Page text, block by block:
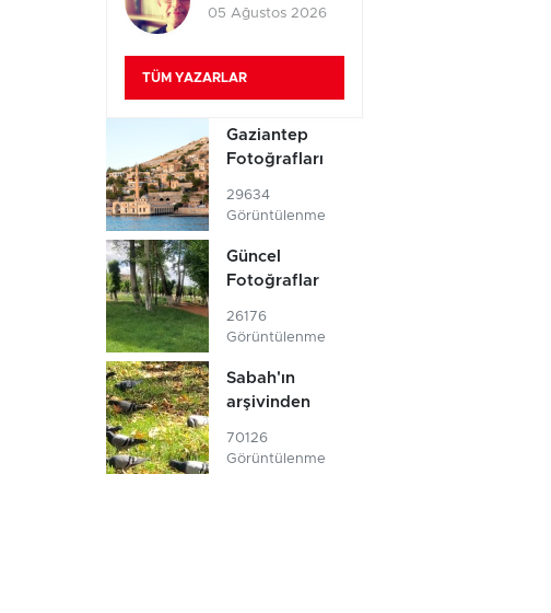
05 Ağustos 2026
TÜM YAZARLAR
Gaziantep
Fotoğrafları
29634
Görüntülenme
Güncel
Fotoğraflar
26176
Görüntülenme
Sabah'ın
arşivinden
70126
Görüntülenme